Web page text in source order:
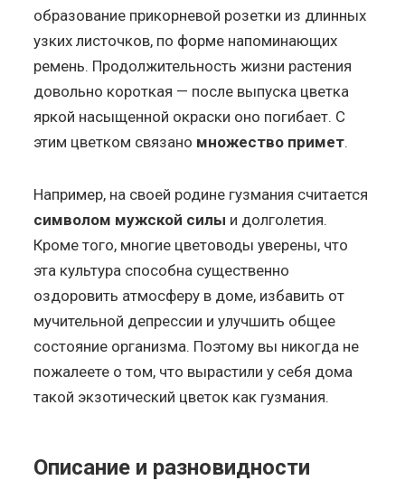
образование прикорневой розетки из длинных
узких листочков, по форме напоминающих
ремень. Продолжительность жизни растения
довольно короткая — после выпуска цветка
яркой насыщенной окраски оно погибает. С
этим цветком связано множество примет.
Например, на своей родине гузмания считается
символом мужской силы и долголетия.
Кроме того, многие цветоводы уверены, что
эта культура способна существенно
оздоровить атмосферу в доме, избавить от
мучительной депрессии и улучшить общее
состояние организма. Поэтому вы никогда не
пожалеете о том, что вырастили у себя дома
такой экзотический цветок как гузмания.
Описание и разновидности